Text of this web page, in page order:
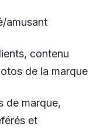
amusant
contenu
de la marque
de marque,
et